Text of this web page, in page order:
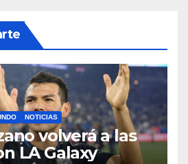
NOTICIAS
volverá a las
LA Galaxy